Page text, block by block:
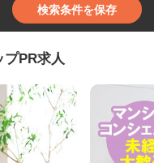
検索条件を保存
PR求人